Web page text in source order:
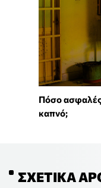
Πόσο ασφαλές
καπνό;
ΣΧΕΤΙΚΆ